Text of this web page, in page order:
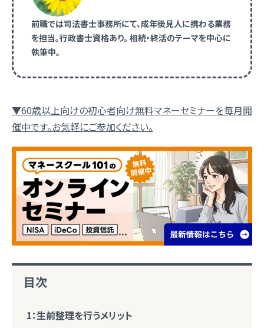
前職では司法書士事務所にて、成年後見人に携わる業務
を担当。行政書士資格あり。 相続・終活のテーマを中心に
執筆中。
▼60歳以上向けの初心者向け無料マネーセミナーを毎月開
催中です。お気軽にご参加ください。
目次
1：生前整理を行うメリット